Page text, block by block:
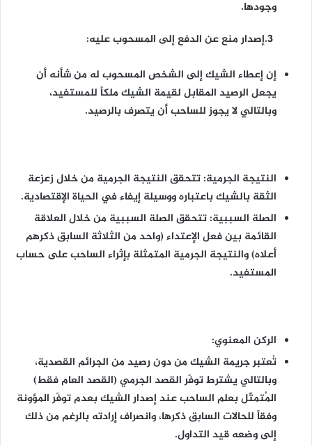
وجودها.
3.إصدار منع عن الدفع إلى المسحوب عليه:
إن إعطاء الشيك إلى الشخص المسحوب له من شأنه أن
يجعل الرصيد المقابل لقيمة الشيك ملكاً للمستفيد،
وبالتالي لا يجوز للساحب أن يتصرف بالرصيد.
النتيجة الجرمية:تتحقق النتيجة الجرمية من خلال زعزعة
الثقة بالشيك باعتباره ووسيلة إيفاء في الحياة الإقتصادية.
الصلة السببية:تتحقق الصلة السببية من خلال العلاقة
القائمة بين فعل الإعتداء (واحد من الثلاثة السابق ذكرهم
أعلاه) والنتيجة الجرمية المتمثلة بإثراء الساحب على حساب
المستفيد.
الركن المعنوي:
تُعتبر جريمة الشيك من دون رصيد من الجرائم القصدية،
وبالتالي يشترط توفّر القصد الجرمي (القصد العام فقط)
المُتمثّل بعلم الساحب عند إصدار الشيك بعدم توفّر المؤونة
وفقاً للحالات السابق ذكرها، وانصراف إرادته بالرغم من ذلك
إلى وضعه قيد التداول.